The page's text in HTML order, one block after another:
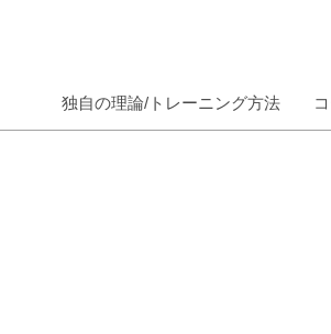
独自の理論/トレーニング方法